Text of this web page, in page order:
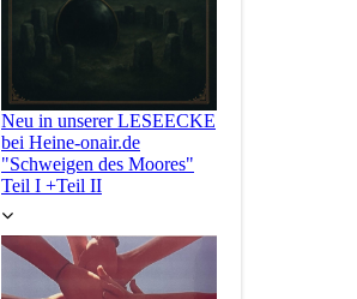
Neu in unserer LESEECKE
bei Heine-onair.de
"Schweigen des Moores"
Teil I +Teil II